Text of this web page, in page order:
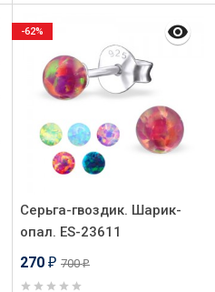
Серьга-гвоздик. Шарик-
опал. ES-23611
270 ₽ 700₽
-62%